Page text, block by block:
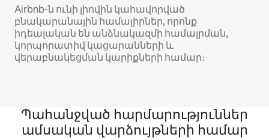
Airbnb-ն ունի լիովին կահավորված
բնակարանային համալիրներ, որոնք
իդեալական են անձնակազմի համալրման,
կորպորատիվ կացարանների և
վերաբնակեցման կարիքների համար։
Պահանջված հարմարություններ
ամսական վարձույթների համար